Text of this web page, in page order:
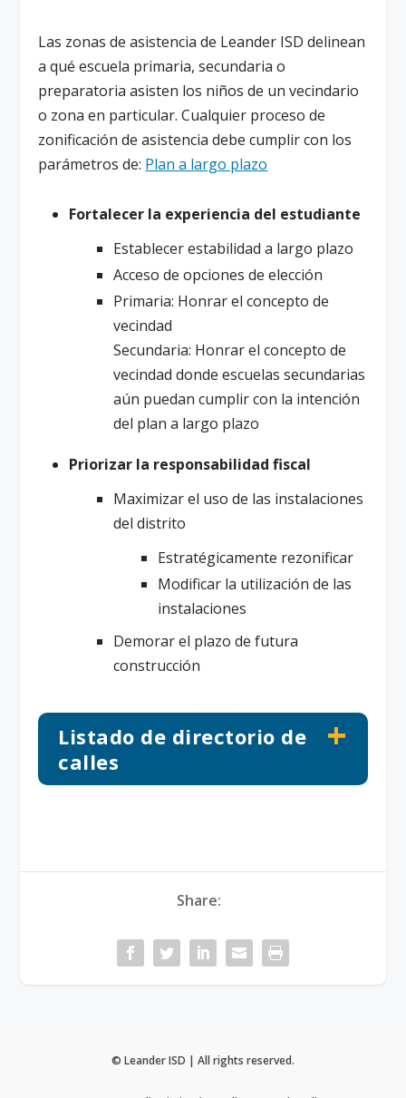
Las zonas de asistencia de Leander ISD delinean
a qué escuela primaria, secundaria o
preparatoria asisten los niños de un vecindario
o zona en particular. Cualquier proceso de
zonificación de asistencia debe cumplir con los
parámetros de: Plan a largo plazo
Fortalecer la experiencia del estudiante
Establecer estabilidad a largo plazo
Acceso de opciones de elección
Primaria: Honrar el concepto de
vecindad
Secundaria: Honrar el concepto de
vecindad donde escuelas secundarias
aún puedan cumplir con la intención
del plan a largo plazo
Priorizar la responsabilidad fiscal
Maximizar el uso de las instalaciones
del distrito
Estratégicamente rezonificar
Modificar la utilización de las
instalaciones
Demorar el plazo de futura
construcción
Listado de directorio de
calles
Share:
© Leander ISD | All rights reserved.